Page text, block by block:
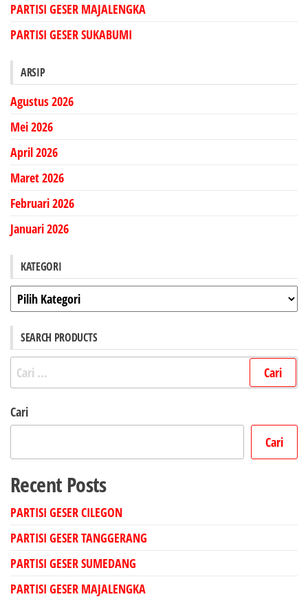
PARTISI GESER MAJALENGKA
PARTISI GESER SUKABUMI
ARSIP
Agustus 2026
Mei 2026
April 2026
Maret 2026
Februari 2026
Januari 2026
KATEGORI
Kategori
SEARCH PRODUCTS
Cari
untuk:
Cari
Cari
Recent Posts
PARTISI GESER CILEGON
PARTISI GESER TANGGERANG
PARTISI GESER SUMEDANG
PARTISI GESER MAJALENGKA